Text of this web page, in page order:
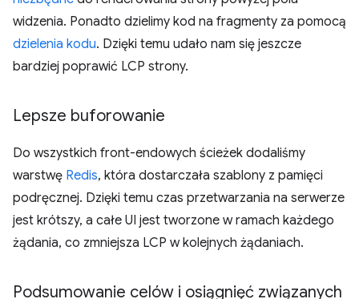
widzenia. Ponadto dzielimy kod na fragmenty za pomocą
dzielenia kodu. Dzięki temu udało nam się jeszcze
bardziej poprawić LCP strony.
Lepsze buforowanie
Do wszystkich front-endowych ścieżek dodaliśmy
warstwę Redis, która dostarczała szablony z pamięci
podręcznej. Dzięki temu czas przetwarzania na serwerze
jest krótszy, a całe UI jest tworzone w ramach każdego
żądania, co zmniejsza LCP w kolejnych żądaniach.
Podsumowanie celów i osiągnięć związanych